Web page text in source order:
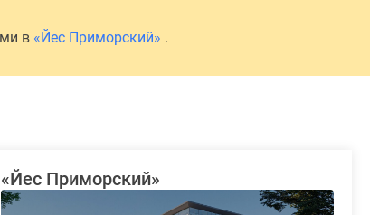
в «Йес Приморский» .
«Йес Приморский»